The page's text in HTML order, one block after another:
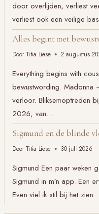
door overlijden, verliest
verliest ook een veilige
Alles begint met
Door Titia Liese 2 augustus
Everything begins with
bewustwording.
verloor. Bliksemoptreden
2026, van…
Sigmund en de blinde
Door Titia Liese 30 juli 2026
Sigmund Een paar weken
Sigmund in m’n app. Een
Even viel ik stil bij het